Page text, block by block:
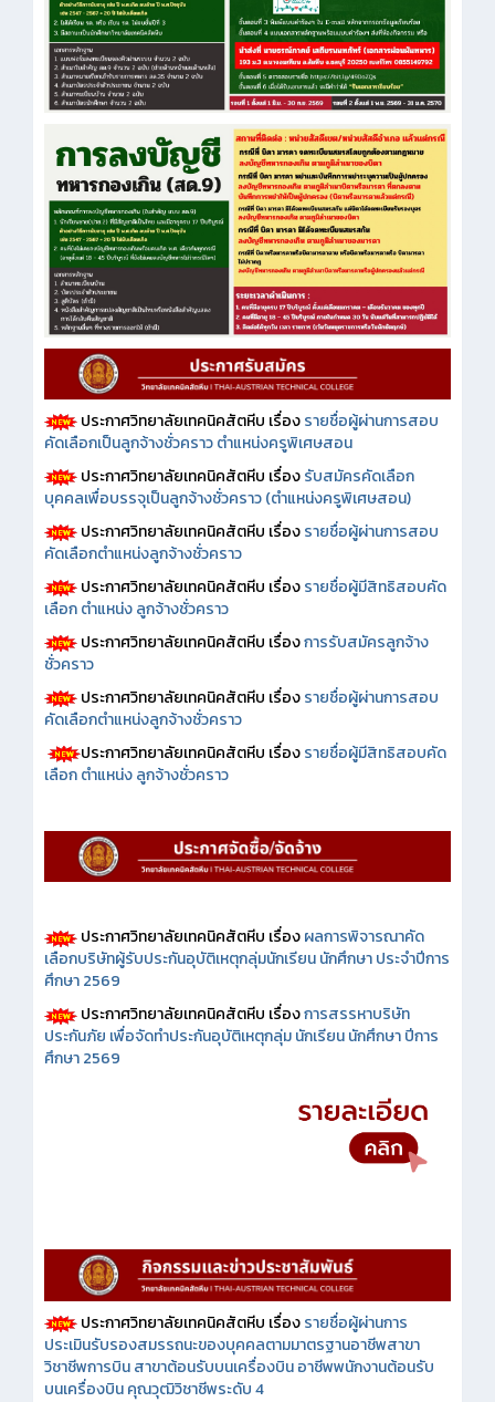
ประกาศวิทยาลัยเทคนิคสัตหีบ เรื่องรายชื่อผู้ผ่านการสอบ
คัดเลือกเป็นลูกจ้างชั่วคราว ตำแหน่งครูพิเศษสอน
ประกาศวิทยาลัยเทคนิคสัตหีบ เรื่องรับสมัครคัดเลือก
บุคคลเพื่อบรรจุเป็นลูกจ้างชั่วคราว (ตำแหน่งครูพิเศษสอน)
ประกาศวิทยาลัยเทคนิคสัตหีบ เรื่องรายชื่อผู้ผ่านการสอบ
คัดเลือกตำแหน่งลูกจ้างชั่วคราว
ประกาศวิทยาลัยเทคนิคสัตหีบ เรื่องรายชื่อผู้มีสิทธิสอบคัด
เลือก ตำแหน่ง ลูกจ้างชั่วคราว
ประกาศวิทยาลัยเทคนิคสัตหีบ เรื่องการรับสมัครลูกจ้าง
ชั่วคราว
ประกาศวิทยาลัยเทคนิคสัตหีบ เรื่องรายชื่อผู้ผ่านการสอบ
คัดเลือกตำแหน่งลูกจ้างชั่วคราว
ประกาศวิทยาลัยเทคนิคสัตหีบ เรื่องรายชื่อผู้มีสิทธิสอบคัด
เลือก ตำแหน่ง ลูกจ้างชั่วคราว
ประกาศวิทยาลัยเทคนิคสัตหีบ เรื่องผลการพิจารณาคัด
เลือกบริษัทผู้รับประกันอุบัติเหตุกลุ่มนักเรียน นักศึกษา ประจำปีการ
ศึกษา 2569
ประกาศวิทยาลัยเทคนิคสัตหีบ เรื่องการสรรหาบริษัท
ประกันภัย เพื่อจัดทำประกันอุบัติเหตุกลุ่ม นักเรียน นักศึกษา ปีการ
ศึกษา 2569
ประกาศวิทยาลัยเทคนิคสัตหีบ เรื่องรายชื่อผู้ผ่านการ
ประเมินรับรองสมรรถนะของบุคคลตามมาตรฐานอาชีพสาขา
วิชาชีพการบิน สาขาต้อนรับบนเครื่องบิน อาชีพพนักงานต้อนรับ
บนเครื่องบิน คุณวุฒิวิชาชีพระดับ 4